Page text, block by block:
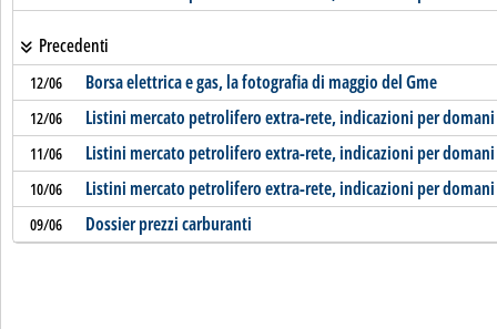
Precedenti
12/06 Borsa elettrica e gas, la fotografia di maggio del Gme
12/06 Listini mercato petrolifero extra-rete, indicazioni per domani
11/06 Listini mercato petrolifero extra-rete, indicazioni per domani
10/06 Listini mercato petrolifero extra-rete, indicazioni per domani
09/06 Dossier prezzi carburanti